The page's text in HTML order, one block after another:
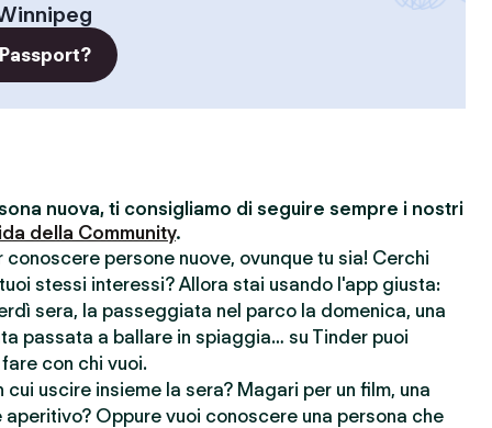
nuova, ti consigliamo di seguire sempre i nostri
della Community.
persone nuove, ovunque tu sia! Cerchi
stessi interessi? Allora stai usando l'app giusta:
sera, la passeggiata nel parco la domenica, una
passata a ballare in spiaggia… su Tinder puoi
con chi vuoi.
uscire insieme la sera? Magari per un film, una
aperitivo? Oppure vuoi conoscere una persona che